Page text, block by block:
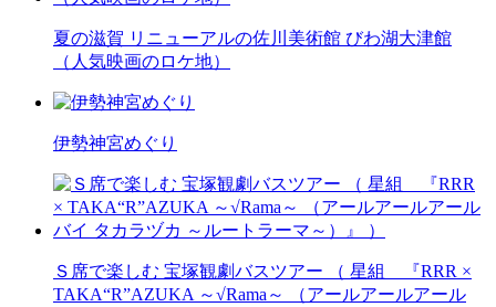
夏の滋賀 リニューアルの佐川美術館 びわ湖大津館
（人気映画のロケ地）
伊勢神宮めぐり
Ｓ席で楽しむ 宝塚観劇バスツアー （ 星組 『RRR ×
TAKA“R”AZUKA ～√Rama～ （アールアールアール